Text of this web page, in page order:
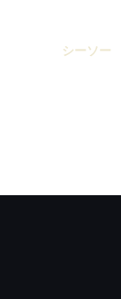
シーソー